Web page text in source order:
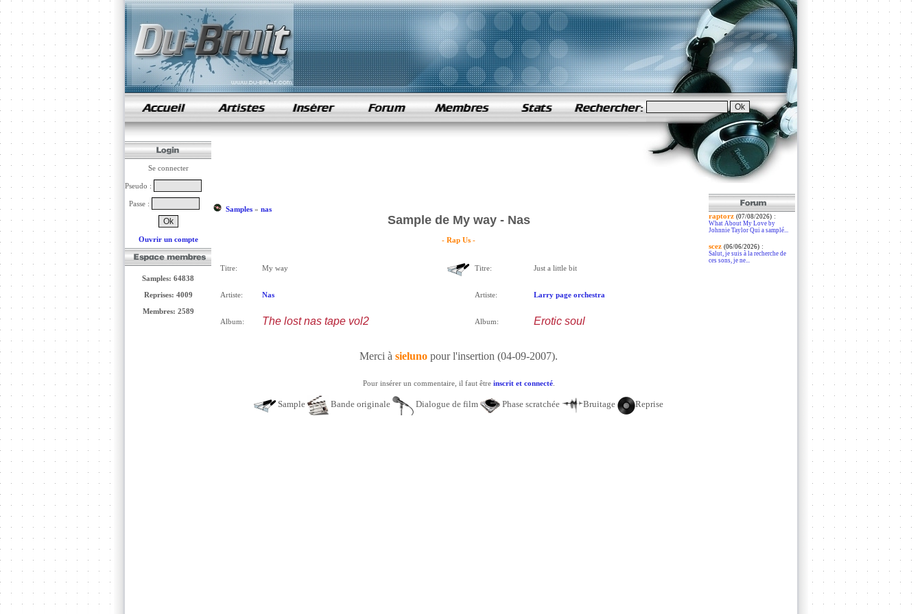
samples de rap
Se connecter
Pseudo :
Passe :
Ouvrir un compte
Samples: 64838
Reprises: 4009
Membres: 2589
Samples» nas
Sample de My way - Nas
- Rap Us -
Titre: My way
Artiste: Nas
Album: The lost nas tape vol2
Titre: Just a little bit
Artiste: Larry page orchestra
Album: Erotic soul
Merci à sieluno pour l'insertion (04-09-2007).
Pour insérer un commentaire, il faut être inscrit et connecté.
Sample Bande originale Dialogue de film Phase scratchée Bruitage Reprise
raptorz (07/08/2026):
What About My Love by
Johnnie Taylor Qui a samplé...
scez (06/06/2026):
Salut, je suis à la recherche de
ces sons, je ne...